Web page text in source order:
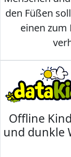
den Füßen
einen zum
Offline
und dunkle